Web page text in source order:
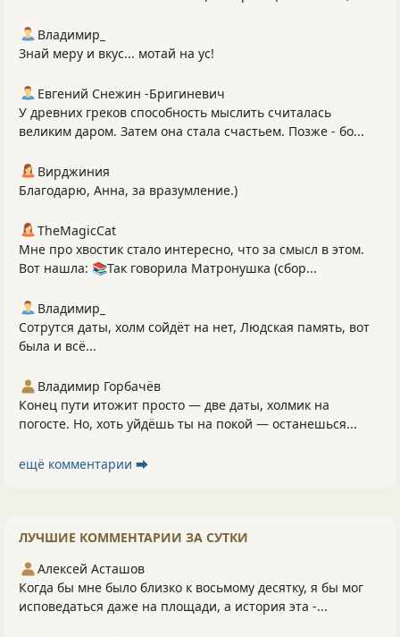
Владимир_
Знай меру и вкус... мотай на ус!
Евгений Снежин -Бригиневич
У древних греков способность мыслить считалась
великим даром. Затем она стала счастьем. Позже - бо...
Вирджиния
Благодарю, Анна, за вразумление.)
TheMagicCat
Мне про хвостик стало интересно, что за смысл в этом.
Вот нашла: 📚Так говорила Матронушка (сбор...
Владимир_
Сотрутся даты, холм сойдёт на нет, Людская память, вот
была и всё...
Владимир Горбачёв
Конец пути итожит просто — две даты, холмик на
погосте. Но, хоть уйдёшь ты на покой — останешься...
ещё комментарии ⮕
ЛУЧШИЕ КОММЕНТАРИИ ЗА СУТКИ
Алексей Асташов
Когда бы мне было близко к восьмому десятку, я бы мог
исповедаться даже на площади, а история эта -...